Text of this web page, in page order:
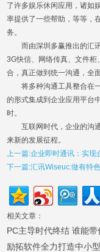
了许多娱乐休闲应用，诸如
率提供了一些帮助，等等，
务。
而由深圳多赢推出的汇讯
3G快信、网络传真、文件
合，真正做到统一沟通，全
将多种沟通工具整合在一
的形式集成到企业应用平台
时。
互联网时代，企业的沟通
来新的发展征程。
上一篇:企业即时通讯：实现
下一篇:汇讯Wiseuc:做有特
相关文章：
PC主导时代终结 谁能
励拓软件全力打造中小